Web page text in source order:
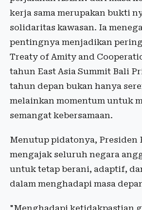
kerja sama merupakan bukti
solidaritas kawasan. Ia
pentingnya menjadikan
Treaty of Amity and
tahun East Asia Summit Bali
tahun depan bukan hanya
melainkan momentum untuk
semangat kebersamaan.
Menutup pidatonya, Presiden
mengajak seluruh negara
untuk tetap berani, adaptif,
dalam menghadapi masa